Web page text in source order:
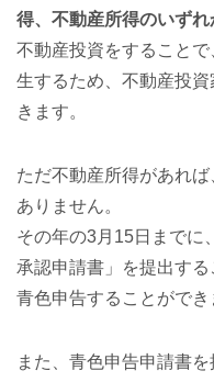
得、不動産所得のいずれ
不動産投資をすること
生するため、不動産投
きます。
ただ不動産所得があれ
ありません。
その年の3月15日までに
承認申請書」を提出す
青色申告することができ
また、青色申告申請書